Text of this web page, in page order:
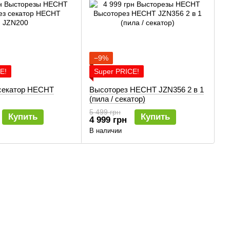
HECHT
Купить
−9%
Super PRICE!
Высоторез HECHT JZN356 2 в 1
(пила / секатор)
5 499 грн
4 999 грн Купить
В наличии